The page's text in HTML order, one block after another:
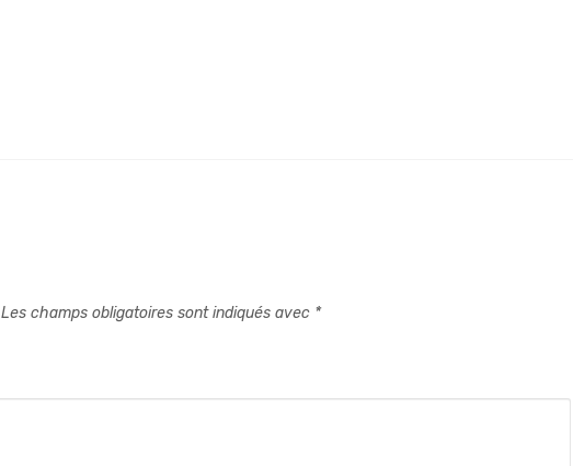
Les champs obligatoires sont indiqués avec *